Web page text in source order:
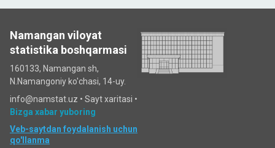
Namangan viloyat
statistika boshqarmasi
160133, Namangan sh,
N.Namangoniy ko'chasi, 14-uy.
info@namstat.uz • Sayt xaritasi •
Bizga xabar yuboring
Veb-saytdan foydalanish uchun
qo'llanma